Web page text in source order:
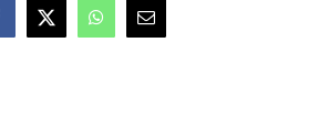
X WhatsAppEmail